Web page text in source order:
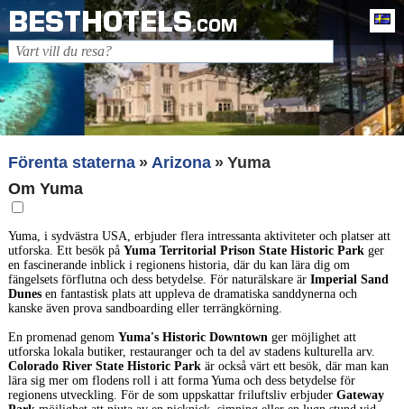
BESTHOTELS.COM
Förenta staterna Arizona
Yuma
Om Yuma
Yuma, i sydvästra USA, erbjuder flera intressanta aktiviteter och platser att
utforska. Ett besök på Yuma Territorial Prison State Historic Parkger
en fascinerande inblick i regionens historia, där du kan lära dig om
fängelsets förflutna och dess betydelse. För naturälskare är Imperial Sand
Dunesen fantastisk plats att uppleva de dramatiska sanddynerna och
kanske även prova sandboarding eller terrängkörning.
En promenad genom Yuma's Historic Downtownger möjlighet att
utforska lokala butiker, restauranger och ta del av stadens kulturella arv.
Colorado River State Historic Parkär också värt ett besök, där man kan
lära sig mer om flodens roll i att forma Yuma och dess betydelse för
regionens utveckling. För de som uppskattar friluftsliv erbjuder Gateway